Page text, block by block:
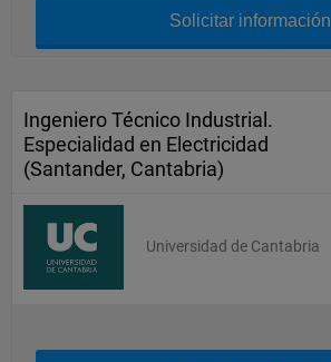
Solicitar información
Ingeniero Técnico Industrial.
Especialidad en Electricidad
(Santander, Cantabria)
Universidad de Cantabria